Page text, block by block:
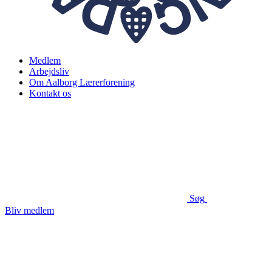
Medlem
Arbejdsliv
Om Aalborg Lærerforening
Kontakt os
Søg
Bliv medlem